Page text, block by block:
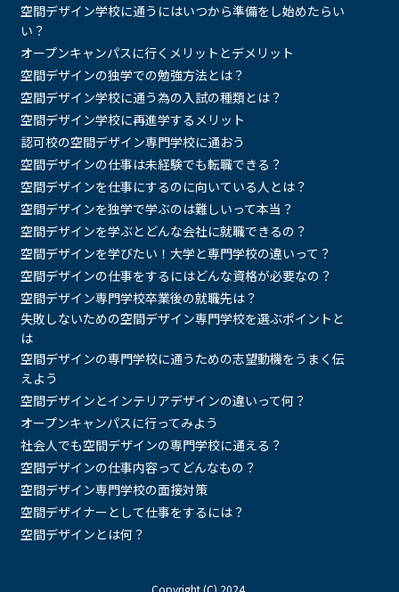
空間デザイン学校に通うにはいつから準備をし始めたらい
い？
オープンキャンパスに行くメリットとデメリット
空間デザインの独学での勉強方法とは？
空間デザイン学校に通う為の入試の種類とは？
空間デザイン学校に再進学するメリット
認可校の空間デザイン専門学校に通おう
空間デザインの仕事は未経験でも転職できる？
空間デザインを仕事にするのに向いている人とは？
空間デザインを独学で学ぶのは難しいって本当？
空間デザインを学ぶとどんな会社に就職できるの？
空間デザインを学びたい！大学と専門学校の違いって？
空間デザインの仕事をするにはどんな資格が必要なの？
空間デザイン専門学校卒業後の就職先は？
失敗しないための空間デザイン専門学校を選ぶポイントと
は
空間デザインの専門学校に通うための志望動機をうまく伝
えよう
空間デザインとインテリアデザインの違いって何？
オープンキャンパスに行ってみよう
社会人でも空間デザインの専門学校に通える？
空間デザインの仕事内容ってどんなもの？
空間デザイン専門学校の面接対策
空間デザイナーとして仕事をするには？
空間デザインとは何？
Copyright (C) 2024